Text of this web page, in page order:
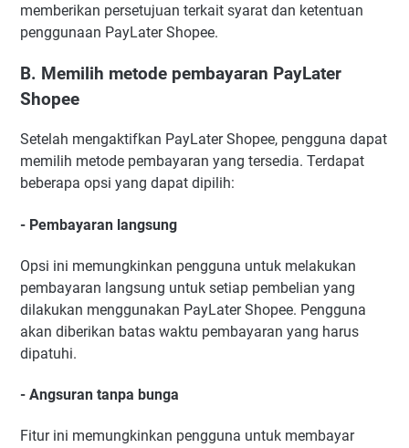
memberikan persetujuan terkait syarat dan ketentuan
penggunaan PayLater Shopee.
B. Memilih metode pembayaran PayLater
Shopee
Setelah mengaktifkan PayLater Shopee, pengguna dapat
memilih metode pembayaran yang tersedia. Terdapat
beberapa opsi yang dapat dipilih:
- Pembayaran langsung
Opsi ini memungkinkan pengguna untuk melakukan
pembayaran langsung untuk setiap pembelian yang
dilakukan menggunakan PayLater Shopee. Pengguna
akan diberikan batas waktu pembayaran yang harus
dipatuhi.
- Angsuran tanpa bunga
Fitur ini memungkinkan pengguna untuk membayar